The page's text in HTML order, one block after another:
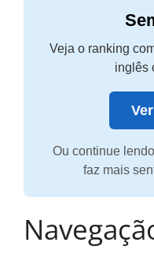
Veja o ranking
inglês
Ou continue
faz mais